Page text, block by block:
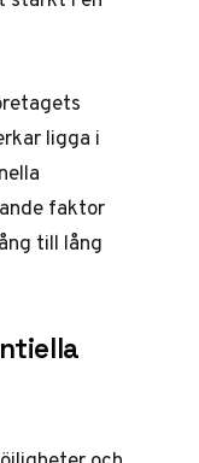
ligga i
faktor
till lång